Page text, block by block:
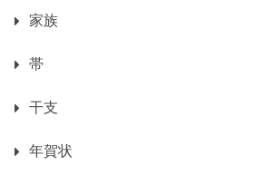
家族
帯
干支
年賀状